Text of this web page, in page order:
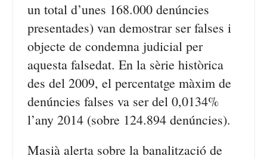
un total d’unes 168.000 denúncies
presentades) van demostrar ser falses i
objecte de condemna judicial per
aquesta falsedat. En la sèrie històrica
des del 2009, el percentatge màxim de
denúncies falses va ser del 0,0134%
l’any 2014 (sobre 124.894 denúncies).
Masià alerta sobre la banalització de